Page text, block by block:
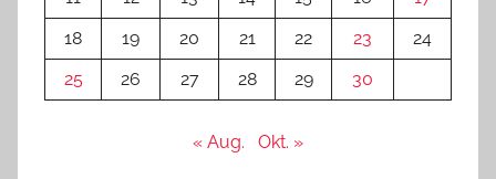
18
19 20 21 22 23
24
25
26 27 28 29 30
« Aug. Okt. »